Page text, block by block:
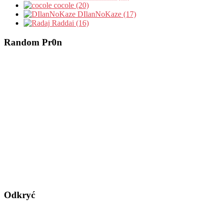
cocole (20)
DIlanNoKaze (17)
Raddai (16)
Random Pr0n
Odkryć